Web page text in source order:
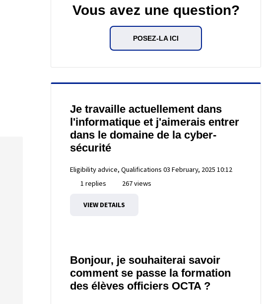
Vous avez une question?
POSEZ-LA ICI
Je travaille actuellement dans
l'informatique et j'aimerais entrer
dans le domaine de la cyber-
sécurité
Eligibility advice, Qualifications 03 February, 2025 10:12
1 replies
267 views
VIEW DETAILS
Bonjour, je souhaiterai savoir
comment se passe la formation
des élèves officiers OCTA ?